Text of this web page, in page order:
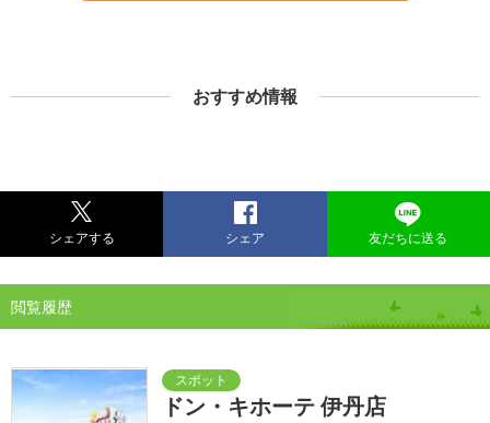
おすすめ情報
シェアする シェア 友だちに送る
閲覧履歴
ドン・キホーテ 伊丹店